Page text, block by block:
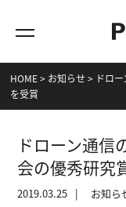
HOME> お知らせ > ドロ
を受賞
ドローン通信
会の優秀研究
2019.03.25 お知ら